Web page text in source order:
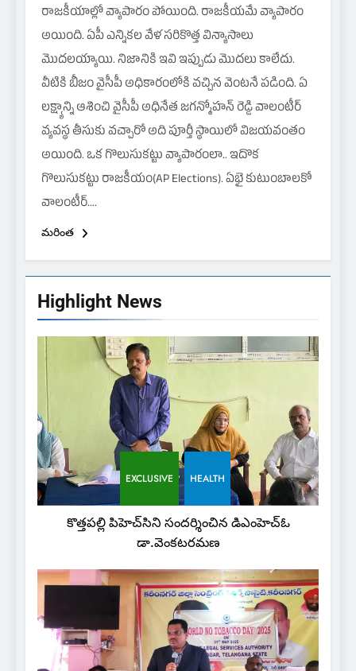
Highlight News
EXCLUSIVE HEALTH
కొత్తపల్లి పిహెచ్‌సిని సందర్శించిన డిఎంహెచ్‌ఓ
డా.వెంకటరమణ
రాజకీయాల్లో వ్యాపారం పోయింది. రాజకీయమే వ్యాపారం
అయింది. ఏపీ ఎన్నికల వేళ సరికొత్త విన్యాసాలు
మొదలయ్యాయి. నిజానికి ఇవి ఇప్పుడు మొదలు కాలేదు.
వీటికి బీజం వైసీపీ అధికారంలోకి వచ్చిన వెంటనే పడింది. ఏ
లక్ష్యాన్ని ఆశించి వైసీపీ అధినేత జగన్మోహన్ రెడ్డి వాలంటీర్
వ్యవస్థ తీసుకు వచ్చారో అది పూర్తీ స్థాయిలో విజయవంతం
అయింది. ఒక గొలుసుకట్టు వ్యాపారంలా.. ఇదొక
గొలుసుకట్టు రాజకీయం(AP Elections). ఏభై కుటుంబాలకో
వాలంటీర్….
మరింత